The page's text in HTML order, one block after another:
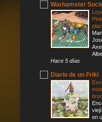
Warhamster
Hace 5 días
Diario de un Friki
en